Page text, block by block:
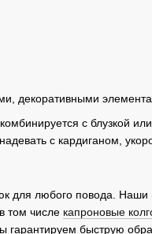
декоративными
с блузкой
с кардиганом,
для любого повода.
том числе капроновые
быструю